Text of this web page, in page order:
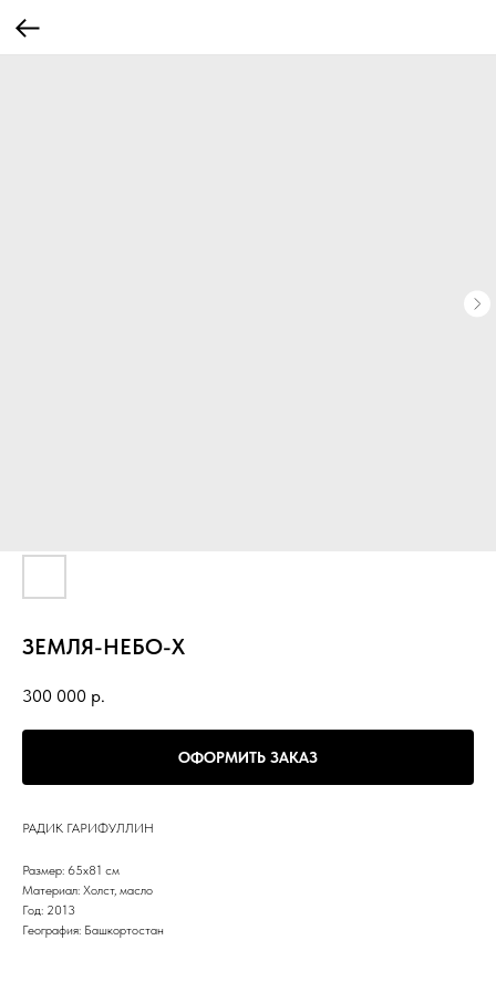
ЗЕМЛЯ-НЕБО-X
300 000 р.
ОФОРМИТЬ ЗАКАЗ
РАДИК ГАРИФУЛЛИН
Размер: 65х81 см
Материал: Холст, масло
Год: 2013
География: Башкортостан